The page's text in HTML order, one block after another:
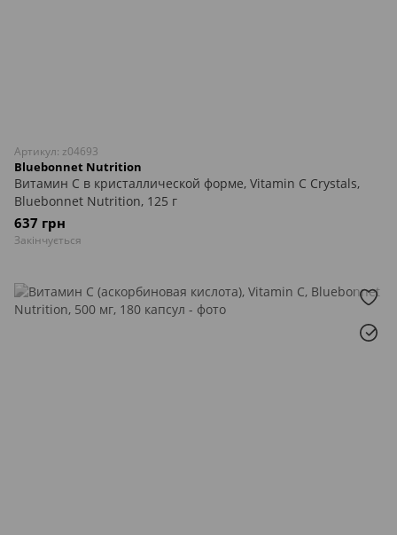
Артикул: z04693
Bluebonnet Nutrition
Витамин С в кристаллической форме, Vitamin C Crystals,
Bluebonnet Nutrition, 125 г
637 грн
Закінчується